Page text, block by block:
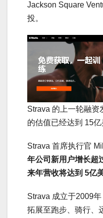
Jackson Square
投。
Strava 的上一轮融资
的估值已经达到 15亿
Strava 首席执行官
年公司新用户增长超
来年营收将达到 5亿
Strava 成立于2009
拓展至跑步、骑行、